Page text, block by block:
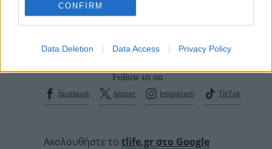
CONFIRM
Data Deletion Data Access Privacy Policy
Follow us on
facebook
twitter Instagram TikTok
Ακολουθήστε το tlife.gr στο Google